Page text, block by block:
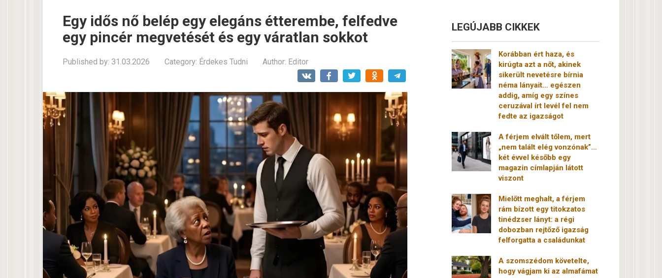
Egy idős nő belép egy elegáns étterembe, felfedve
egy pincér megvetését és egy váratlan sokkot
Published by: 31.03.2026 Category: Érdekes Tudni Author: Editor
LEGÚJABB CIKKEK
Korábban ért haza, és
kirúgta azt a nőt, akinek
sikerült nevetésre bírnia
néma lányait… egészen
addig, amíg egy színes
ceruzával írt levél fel nem
fedte az igazságot
A férjem elvált tőlem, mert
„nem talált elég vonzónak”…
két évvel később egy
magazin címlapján látott
viszont
Mielőtt meghalt, a férjem
rám bízott egy titokzatos
tinédzser lányt: a régi
dobozban rejtőző igazság
felforgatta a családunkat
A szomszédom követelte,
hogy vágjam ki az almafámat